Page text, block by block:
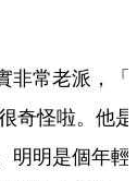
非常老派，「
奇怪啦。他是
明明是個年輕